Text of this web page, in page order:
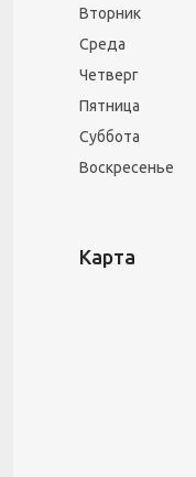
Вторник
Среда
Четверг
Пятница
Суббота
Воскресенье
Карта